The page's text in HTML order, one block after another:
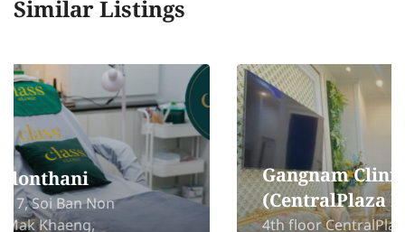
Similar Listings
Gangnam Clinic
(CentralPlaza Rama 3)
4th floor CentralPlaza Rama 3, 79